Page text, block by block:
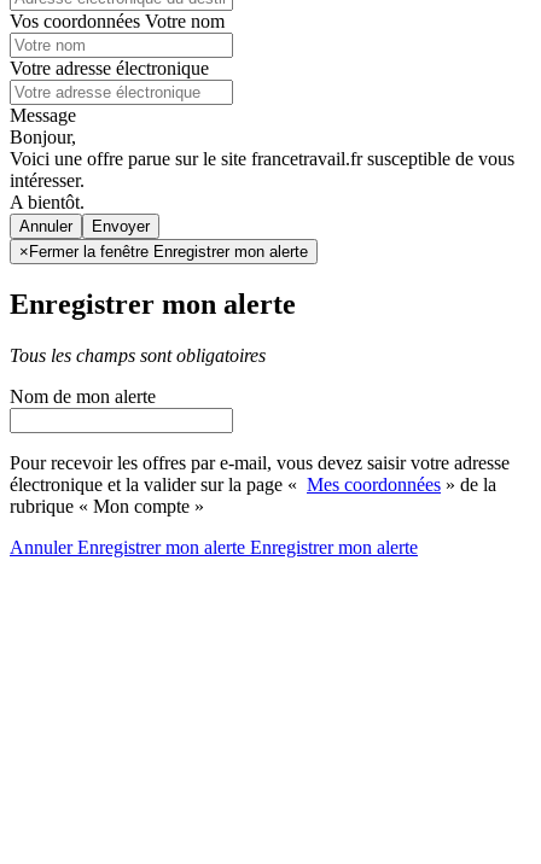
Vos coordonnées Votre nom
Votre adresse électronique
Message
Bonjour,
Voici une offre parue sur le site francetravail.fr susceptible de vous
intéresser.
A bientôt.
Annuler
× Fermer la fenêtre Enregistrer mon alerte
Enregistrer mon alerte
Tous les champs sont obligatoires
Nom de mon alerte
Pour recevoir les offres par e-mail, vous devez saisir votre adresse
électronique et la valider sur la page « Mes coordonnées » de la
rubrique « Mon compte »
AnnulerEnregistrer mon alerte Enregistrermon alerte